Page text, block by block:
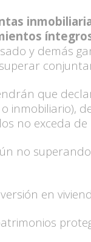
y demás
que
inmobiliario),
no exceda
no
en